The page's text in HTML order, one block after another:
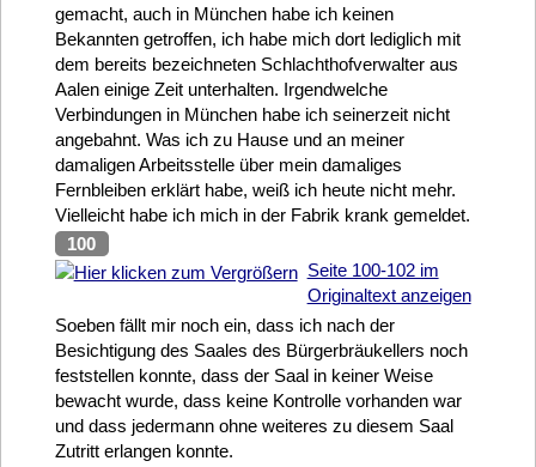
gemacht, auch in München habe ich keinen
Bekannten getroffen, ich habe mich dort lediglich mit
dem bereits bezeichneten Schlachthofverwalter aus
Aalen einige Zeit unterhalten. Irgendwelche
Verbindungen in München habe ich seinerzeit nicht
angebahnt. Was ich zu Hause und an meiner
damaligen Arbeitsstelle über mein damaliges
Fernbleiben erklärt habe, weiß ich heute nicht mehr.
Vielleicht habe ich mich in der Fabrik krank gemeldet.
100
Seite 100-102 im
Originaltext anzeigen
Soeben fällt mir noch ein, dass ich nach der
Besichtigung des Saales des Bürgerbräukellers noch
feststellen konnte, dass der Saal in keiner Weise
bewacht wurde, dass keine Kontrolle vorhanden war
und dass jedermann ohne weiteres zu diesem Saal
Zutritt erlangen konnte.